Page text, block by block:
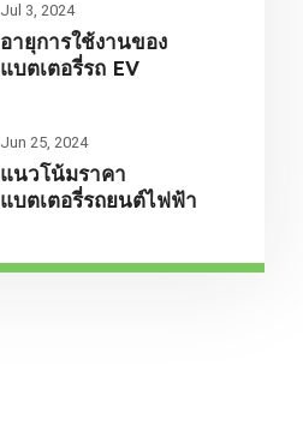
Jul 3, 2024
อายุการใช้งานของ
แบตเตอรี่รถ EV
Jun 25, 2024
แนวโน้มราคา
แบตเตอรี่รถยนต์ไฟฟ้า